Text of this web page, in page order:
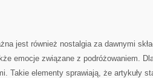
jest również nostalgia za dawnymi
emocje związane z podróżowaniem.
Takie elementy sprawiają, że artykuły